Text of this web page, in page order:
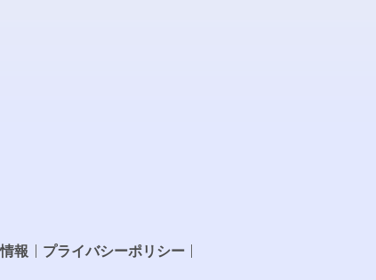
報 プライバシーポリシー